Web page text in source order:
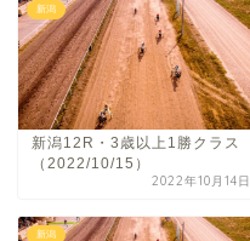
新潟
新潟12R・3歳以上1勝クラス
（2022/10/15）
2022年10月14日
新潟